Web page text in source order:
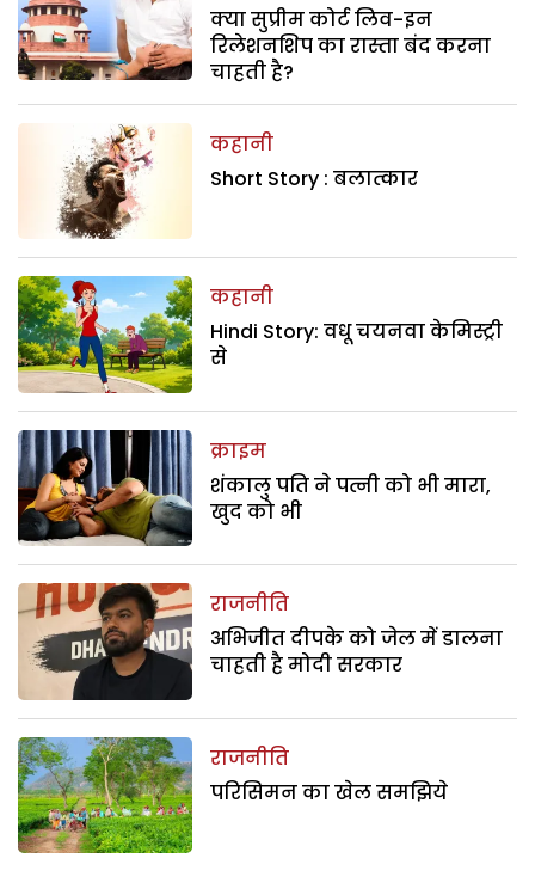
क्या सुप्रीम कोर्ट लिव-इन
रिलेशनशिप का रास्ता बंद करना
चाहती है?
कहानी
Short Story : बलात्कार
कहानी
Hindi Story: वधू चयनवा केमिस्ट्री
से
क्राइम
शंकालु पति ने पत्नी को भी मारा,
खुद को भी
राजनीति
अभिजीत दीपके को जेल में डालना
चाहती है मोदी सरकार
राजनीति
परिसिमन का खेल समझिये